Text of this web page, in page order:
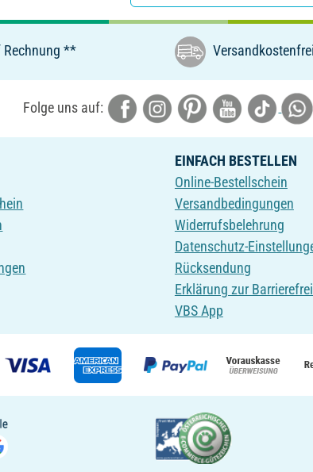
Rechnung **
Folge uns auf:
EINFACH BESTELLEN
Online-Bestellschein
Versandbedingungen
Widerrufsbelehrung
Datenschutz-
Rücksendung
Erklärung zur
VBS App